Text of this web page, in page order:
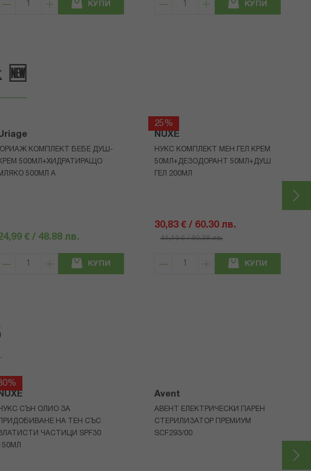
КУПИ КУПИ
🆕
КОМПЛЕКТ БЕБЕ ДУШ-
500МЛ+ХИДРАТИРАЩО
500МЛ A
€ / 48.88 лв.
КУПИ
25%
NUXE
НУКС КОМПЛЕКТ МЕН ГЕЛ КРЕМ
50МЛ+ДЕЗОДОРАНТ 50МЛ+ДУШ
ГЕЛ 200МЛ
30,83 € / 60.30 лв.
41,10 € / 80.38 лв.
КУПИ
NUXE
СЪН ОЛИО ЗА
ПРИДОБИВАНЕ НА ТЕН СЪС
ЧАСТИЦИ SPF30
Avent
АВЕНТ ЕЛЕКТРИЧЕСКИ ПАРЕН
СТЕРИЛИЗАТОР ПРЕМИУМ
SCF293/00